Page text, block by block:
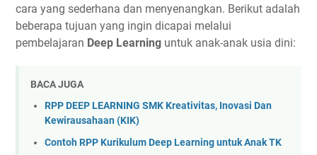
cara yang sederhana dan menyenangkan. Berikut adalah
beberapa tujuan yang ingin dicapai melalui
pembelajaran Deep Learning untuk anak-anak usia dini:
BACA JUGA
RPP DEEP LEARNING SMK Kreativitas, Inovasi Dan
Kewirausahaan (KIK)
Contoh RPP Kurikulum Deep Learning untuk Anak TK